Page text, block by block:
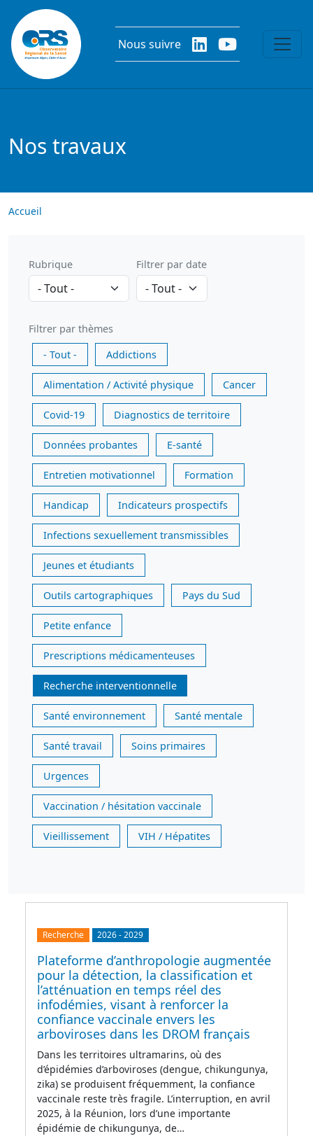
Aller au contenu principal
Nous suivre
Nos travaux
Accueil
Rubrique Filtrer par date
Filtrer par thèmes
- Tout -
Addictions
Alimentation / Activité physique Cancer
Covid-19 Diagnostics de territoire
Données probantes E-santé
Entretien motivationnel Formation
Handicap Indicateurs prospectifs
Infections sexuellement transmissibles
Jeunes et étudiants
Outils cartographiques Pays du Sud
Petite enfance
Prescriptions médicamenteuses
Recherche interventionnelle
Santé environnement Santé mentale
Santé travail Soins primaires
Urgences
Vaccination / hésitation vaccinale
Vieillissement VIH / Hépatites
Recherche 2026-2029
Plateforme d’anthropologie augmentée
pour la détection, la classification et
l’atténuation en temps réel des
infodémies, visant à renforcer la
confiance vaccinale envers les
arboviroses dans les DROM français
Dans les territoires ultramarins, où des
d’épidémies d’arboviroses (dengue, chikungunya,
zika) se produisent fréquemment, la confiance
vaccinale reste très fragile. L’interruption, en avril
2025, à la Réunion, lors d’une importante
épidémie de chikungunya, de…